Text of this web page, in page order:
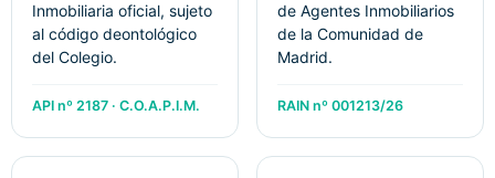
Inmobiliaria oficial, sujeto
al código deontológico
del Colegio.
API nº 2187 · C.O.A.P.I.M.
de Agentes Inmobiliarios
de la Comunidad de
Madrid.
RAIN nº 001213/26